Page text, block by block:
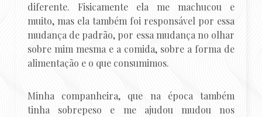
diferente. Fisicamente ela me machucou e
muito, mas ela também foi responsável por essa
mudança de padrão, por essa mudança no olhar
sobre mim mesma e a comida, sobre a forma de
alimentação e o que consumimos.
Minha companheira, que na época também
tinha sobrepeso e me ajudou mudou nos